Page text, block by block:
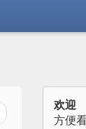
欢迎
方便